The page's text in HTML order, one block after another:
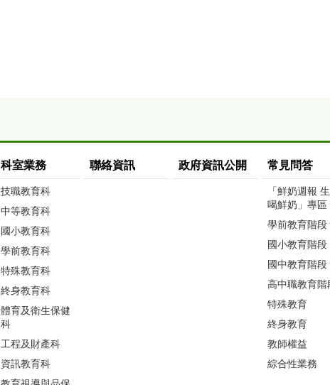
科室業務
技職教育科
中等教育科
國小教育科
學前教育科
特殊教育科
終身教育科
體育及衛生保健
科
工程及財產科
資訊教育科
聯絡資訊 政府資訊公開 常見問答
「鮮奶週報
喝鮮奶」專區
學前教育階段
國小教育階段
國中教育階段
高中職教育階
特殊教育
終身教育
教師權益
綜合性業務